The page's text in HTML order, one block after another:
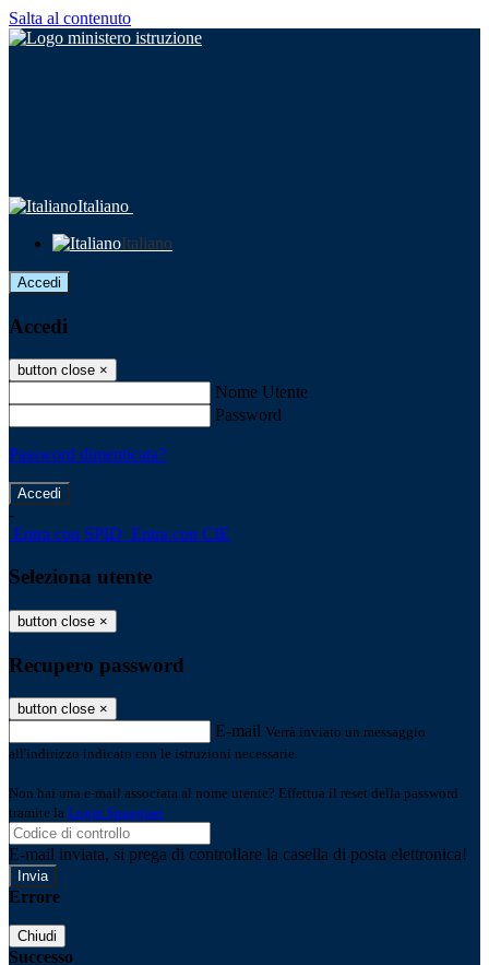
Salta al contenuto
Italiano
Italiano
Accedi
Accedi
button close ×
Nome Utente
Password
Password dimenticata?
-
Entra con SPID Entra con CIE
Seleziona utente
button close ×
Recupero password
button close ×
E-mail Verrà inviato un messaggio
all'indirizzo indicato con le istruzioni necessarie.
Non hai una e-mail associata al nome utente? Effettua il reset della password
tramite la Login Spaggiari
E-mail inviata, si prega di controllare la casella di posta elettronica!
Errore
Chiudi
Successo